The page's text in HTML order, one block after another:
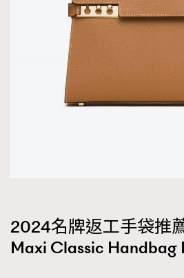
2024名牌返工手袋推
Maxi Classic